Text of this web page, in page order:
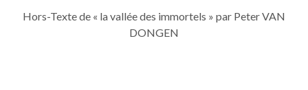
Hors-Texte de « la vallée des immortels » par Peter VAN
DONGEN